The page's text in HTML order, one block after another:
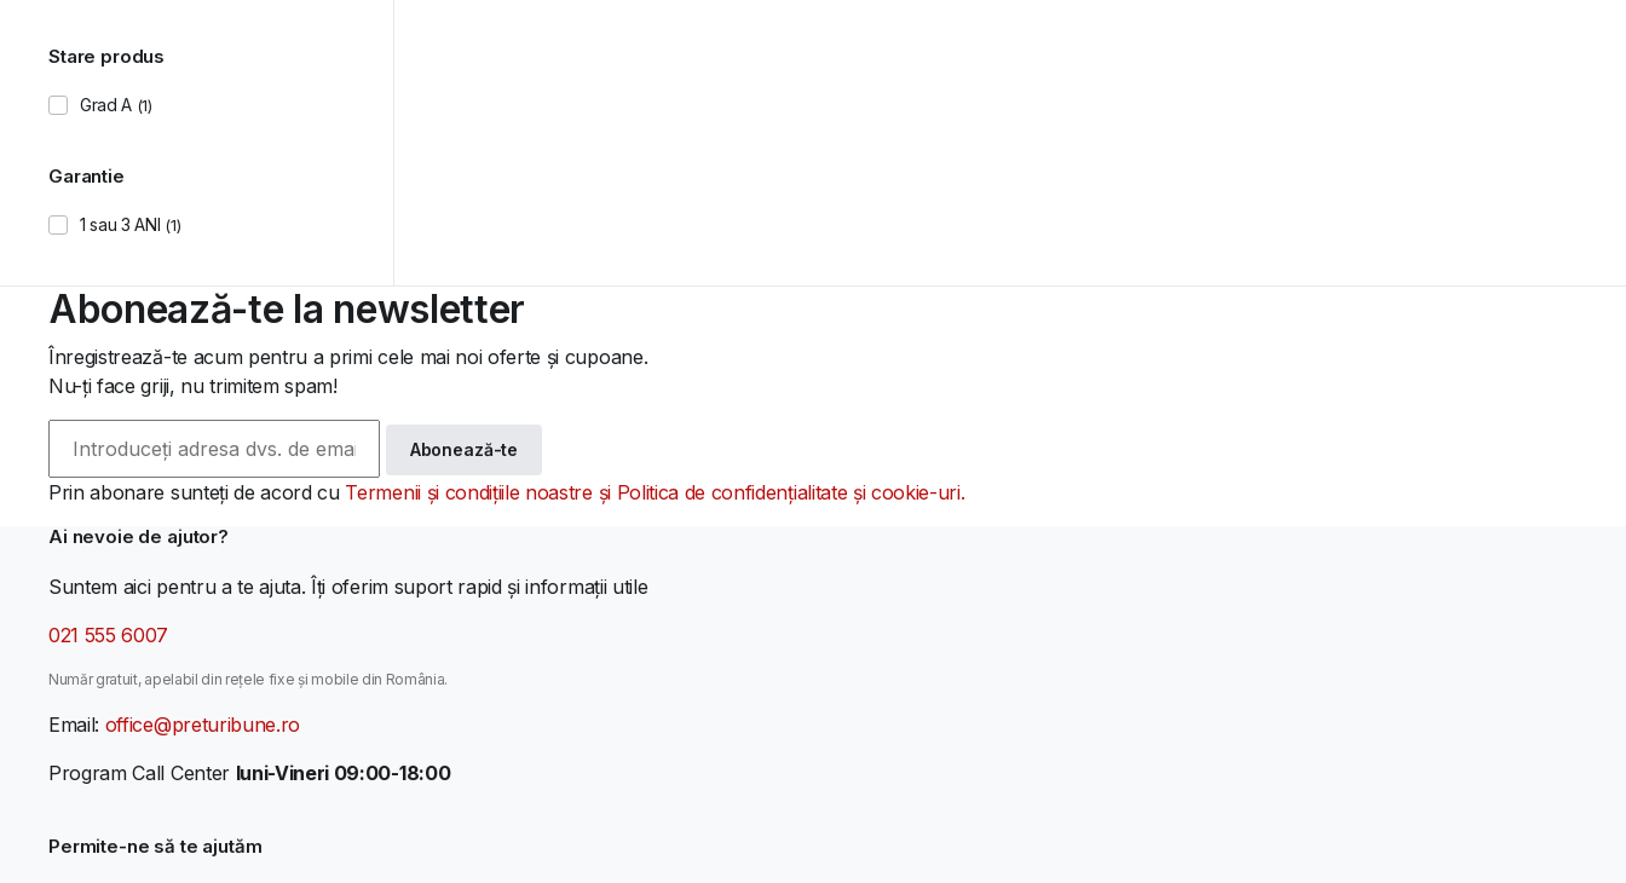
Stare produs
Grad A (1)
Garantie
1 sau 3 ANI (1)
Abonează-te la newsletter
Înregistrează-te acum pentru a primi cele mai noi oferte și cupoane.
Nu-ți face griji, nu trimitem spam!
Abonează-te
Prin abonare sunteți de acord cu Termenii și condițiile noastre și Politica de confidențialitate și cookie-uri.
Ai nevoie de ajutor?
Suntem aici pentru a te ajuta. Îți oferim suport rapid și informații utile
021 555 6007
Număr gratuit, apelabil din rețele fixe și mobile din România.
Email: office@preturibune.ro
Program Call Center luni-Vineri 09:00-18:00
Permite-ne să te ajutăm